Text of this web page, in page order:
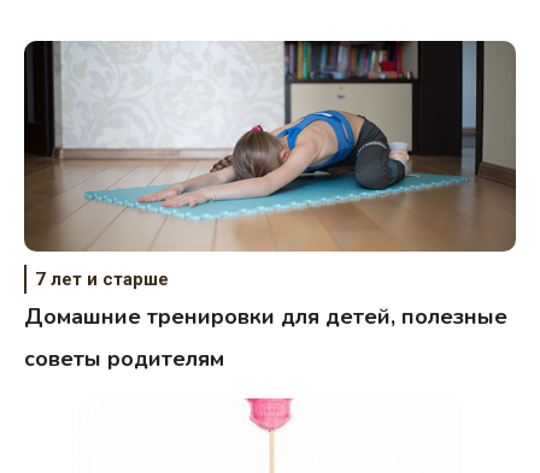
7 лет и старше
Домашние тренировки для детей, полезные
советы родителям